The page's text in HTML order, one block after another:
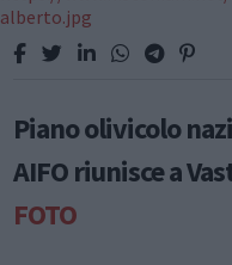
Piano olivicolo
AIFO riunisce a
FOTO